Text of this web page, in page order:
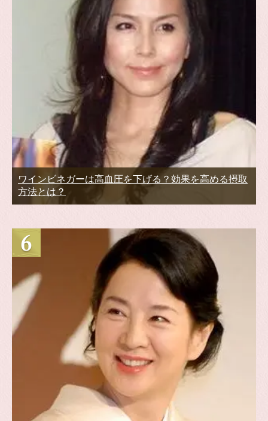
ワインビネガーは高血圧を下げる？効果を高める摂取
方法とは？